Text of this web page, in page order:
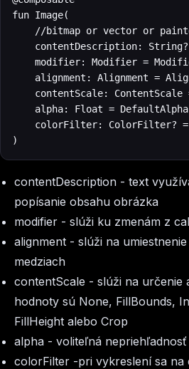
fun Image(
//bitmap or vector or
contentDescription:
modifier: Modifier =
alignment: Alignment =
contentScale: ContentScale
alpha: Float =
colorFilter: ColorFilter? =
)
contentDescription - text
popísanie obsahu obrázka
modifier - slúži ku zmenám z
alignment - slúži na
medziach
contentScale - slúži na určenie
hodnoty sú None, FillBounds,
FillHeight alebo Crop
alpha - voliteľná nepriehľadnosť
colorFilter -pri vykreslení sa na